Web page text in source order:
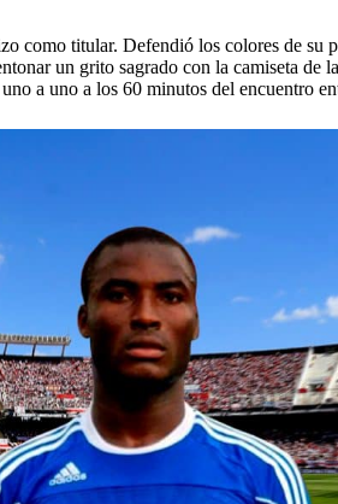
como titular. Defendió los colores de su
un grito sagrado con la camiseta de
a uno a los 60 minutos del encuentro